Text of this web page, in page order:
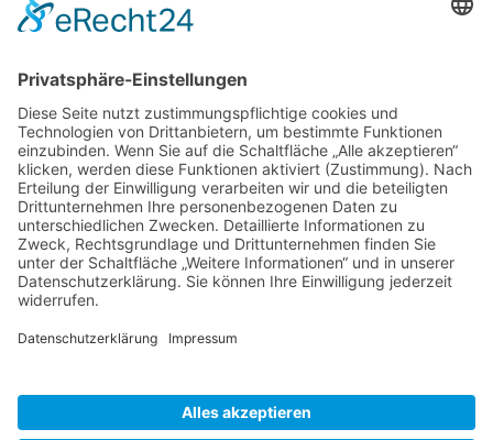
Monatsinformation
Suche
Datenschutz
Cookie-Einstellungen
Sonstige
Kontakt
Facebook
Anfahrt & Lageplan